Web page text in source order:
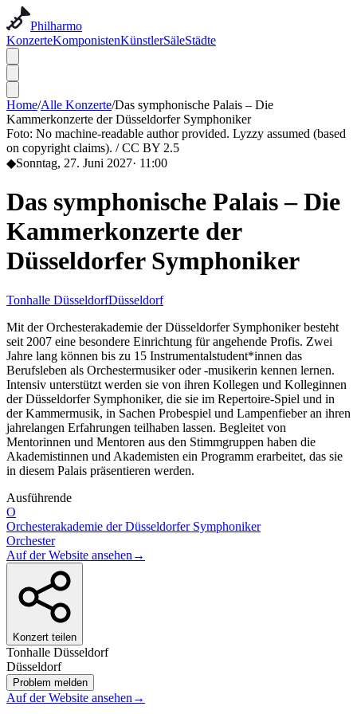
Philharmo
KonzerteKomponistenKünstlerSäleStädte
Home/Alle Konzerte/Das symphonische Palais – Die
Kammerkonzerte der Düsseldorfer Symphoniker
Foto: No machine-readable author provided. Lyzzy assumed (based
on copyright claims). / CC BY 2.5
◆Sonntag, 27. Juni 2027· 11:00
Das symphonische Palais – Die
Kammerkonzerte der
Düsseldorfer Symphoniker
Tonhalle DüsseldorfDüsseldorf
Mit der Orchesterakademie der Düsseldorfer Symphoniker besteht
seit 2007 eine besondere Einrichtung für angehende Profis. Zwei
Jahre lang können bis zu 15 Instrumentalstudent*innen das
Berufsleben als Orchestermusiker oder -musikerin kennen lernen.
Intensiv unterstützt werden sie von ihren Kollegen und Kolleginnen
der Düsseldorfer Symphoniker, die sie im Repertoire-Spiel und in
der Kammermusik, in Sachen Probespiel und Lampenfieber an ihren
jahrelangen Erfahrungen teilhaben lassen. Begleitet von
Mentorinnen und Mentoren aus den Stimmgruppen haben die
Akademistinnen und Akademisten ein Programm erarbeitet, das sie
in diesem Palais präsentieren werden.
Ausführende
O
Orchesterakademie der Düsseldorfer Symphoniker
Orchester
Auf der Website ansehen →
Konzert teilen
Tonhalle Düsseldorf
Düsseldorf
Problem melden
Auf der Website ansehen →